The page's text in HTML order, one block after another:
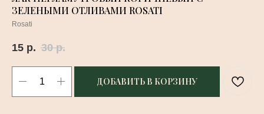
ЗЕЛЕНЫМИ ОТЛИВАМИ ROSATI
Rosati
15 р. 30 р.
ДОБАВИТЬ В КОРЗИНУ